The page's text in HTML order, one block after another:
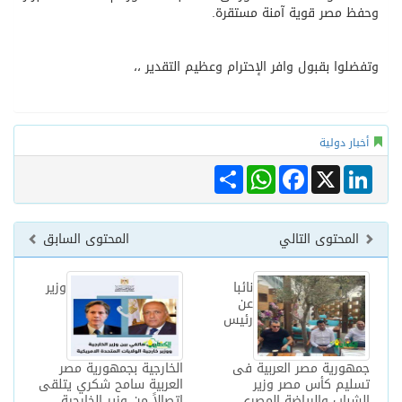
وحفظ مصر قوية آمنة مستقرة.
وتفضلوا بقبول وافر الإحترام وعظيم التقدير ،،
أخبار دولية
Share
WhatsAppFacebook X
LinkedIn
المحتوى السابق
المحتوى التالي
وزير
الخارجية بجمهورية مصر
العربية سامح شكري يتلقى
نائبا
عن
رئيس
جمهورية مصر العربية فى
تسليم كأس مصر وزير